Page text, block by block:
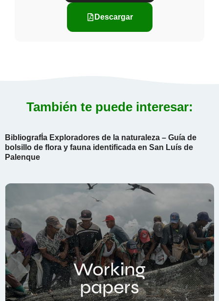
Descargar
También te puede interesar:
BibliografÍa Exploradores de la naturaleza – Guía de
bolsillo de flora y fauna identificada en San Luís de
Palenque